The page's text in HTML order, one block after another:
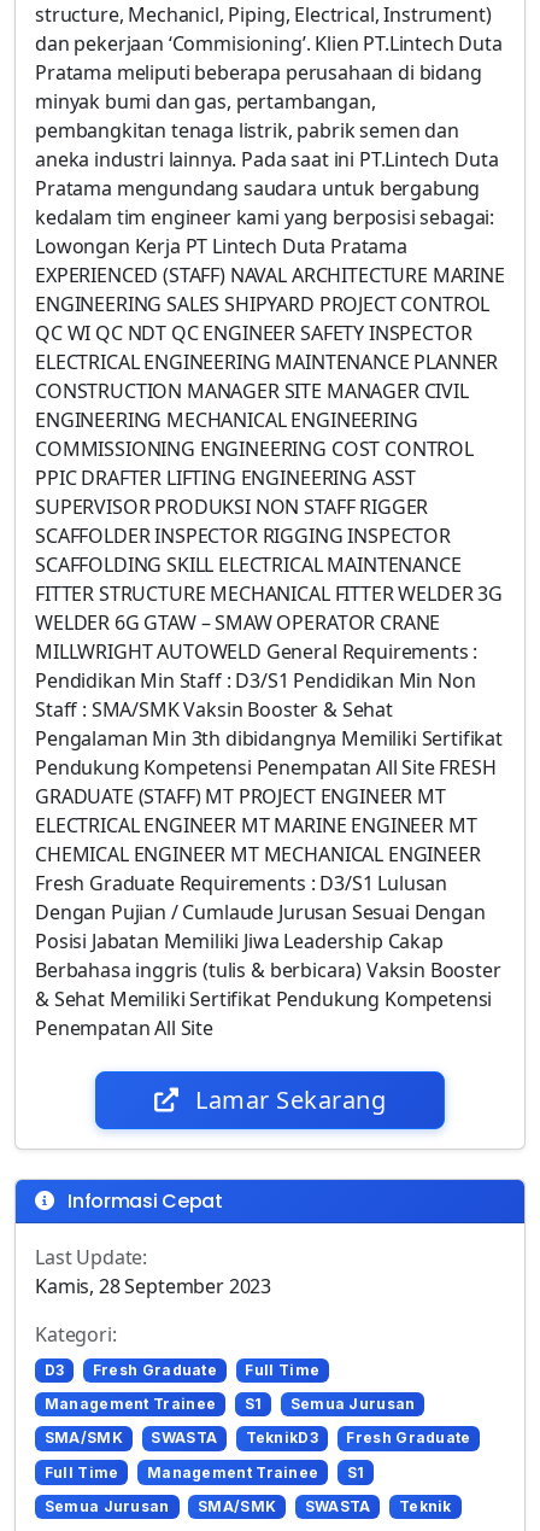
structure, Mechanicl, Piping, Electrical, Instrument)
dan pekerjaan ‘Commisioning’. Klien PT.Lintech Duta
Pratama meliputi beberapa perusahaan di bidang
minyak bumi dan gas, pertambangan,
pembangkitan tenaga listrik, pabrik semen dan
aneka industri lainnya. Pada saat ini PT.Lintech Duta
Pratama mengundang saudara untuk bergabung
kedalam tim engineer kami yang berposisi sebagai:
Lowongan Kerja PT Lintech Duta Pratama
EXPERIENCED (STAFF) NAVAL ARCHITECTURE MARINE
ENGINEERING SALES SHIPYARD PROJECT CONTROL
QC WI QC NDT QC ENGINEER SAFETY INSPECTOR
ELECTRICAL ENGINEERING MAINTENANCE PLANNER
CONSTRUCTION MANAGER SITE MANAGER CIVIL
ENGINEERING MECHANICAL ENGINEERING
COMMISSIONING ENGINEERING COST CONTROL
PPIC DRAFTER LIFTING ENGINEERING ASST
SUPERVISOR PRODUKSI NON STAFF RIGGER
SCAFFOLDER INSPECTOR RIGGING INSPECTOR
SCAFFOLDING SKILL ELECTRICAL MAINTENANCE
FITTER STRUCTURE MECHANICAL FITTER WELDER 3G
WELDER 6G GTAW – SMAW OPERATOR CRANE
MILLWRIGHT AUTOWELD General Requirements :
Pendidikan Min Staff : D3/S1 Pendidikan Min Non
Staff : SMA/SMK Vaksin Booster & Sehat
Pengalaman Min 3th dibidangnya Memiliki Sertifikat
Pendukung Kompetensi Penempatan All Site FRESH
GRADUATE (STAFF) MT PROJECT ENGINEER MT
ELECTRICAL ENGINEER MT MARINE ENGINEER MT
CHEMICAL ENGINEER MT MECHANICAL ENGINEER
Fresh Graduate Requirements : D3/S1 Lulusan
Dengan Pujian / Cumlaude Jurusan Sesuai Dengan
Posisi Jabatan Memiliki Jiwa Leadership Cakap
Berbahasa inggris (tulis & berbicara) Vaksin Booster
& Sehat Memiliki Sertifikat Pendukung Kompetensi
Penempatan All Site
Lamar Sekarang
Informasi Cepat
Last Update:
Kamis, 28 September 2023
Kategori:
D3 Fresh Graduate
Full Time
Management Trainee
S1
Semua Jurusan
SMA/SMK
SWASTA TeknikD3
Fresh Graduate
Full Time
Management Trainee
S1
Semua Jurusan
SMA/SMK SWASTA Teknik